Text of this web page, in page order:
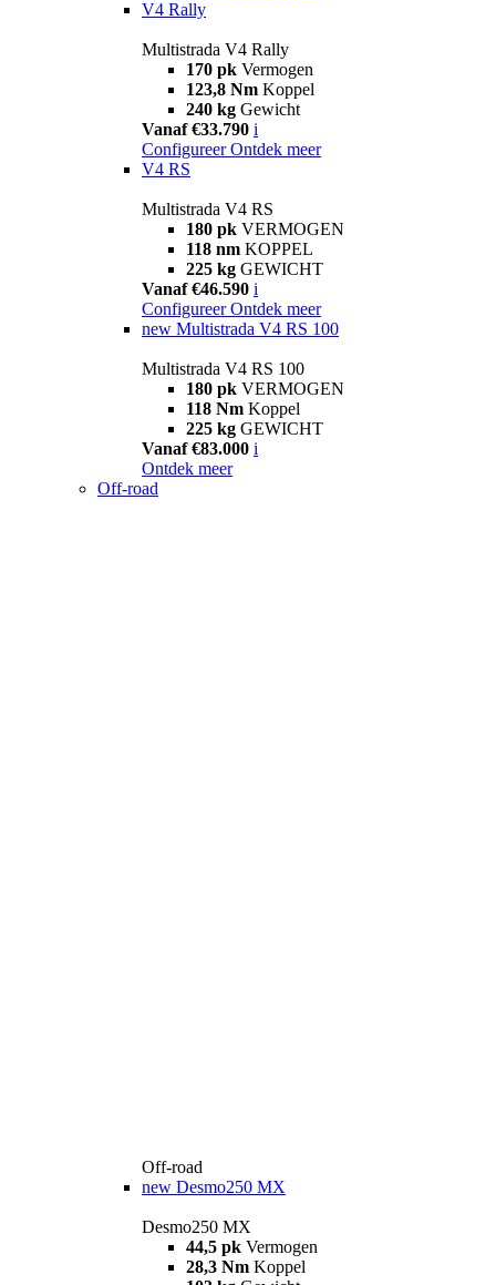
V4 Rally
Multistrada V4 Rally
170 pk Vermogen
123,8 Nm Koppel
240 kg Gewicht
Vanaf €33.790 i
Configureer Ontdek meer
V4 RS
Multistrada V4 RS
180 pk VERMOGEN
118 nm KOPPEL
225 kg GEWICHT
Vanaf €46.590 i
Configureer Ontdek meer
new Multistrada V4 RS 100
Multistrada V4 RS 100
180 pk VERMOGEN
118 Nm Koppel
225 kg GEWICHT
Vanaf €83.000 i
Ontdek meer
Off-road
Off-road
new Desmo250 MX
Desmo250 MX
44,5 pk Vermogen
28,3 Nm Koppel